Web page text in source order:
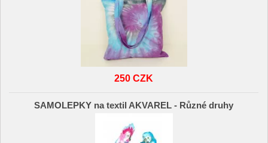
250 CZK
SAMOLEPKY na textil AKVAREL - Různé druhy